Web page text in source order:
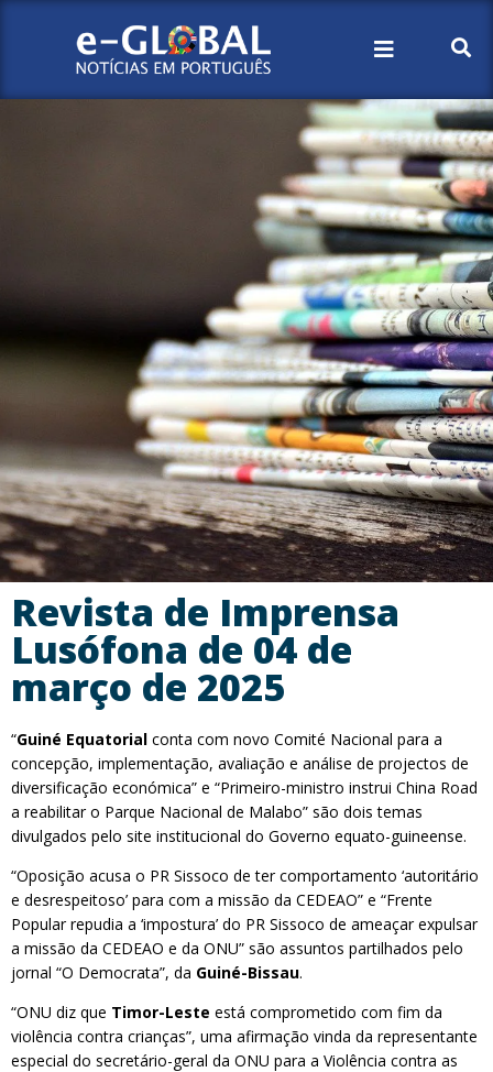
Revista de Imprensa
Lusófona de 04 de
março de 2025
“Guiné Equatorial conta com novo Comité Nacional para a
concepção, implementação, avaliação e análise de projectos de
diversificação económica” e “Primeiro-ministro instrui China Road
a reabilitar o Parque Nacional de Malabo” são dois temas
divulgados pelo site institucional do Governo equato-guineense.
“Oposição acusa o PR Sissoco de ter comportamento ‘autoritário
e desrespeitoso’ para com a missão da CEDEAO” e “Frente
Popular repudia a ‘impostura’ do PR Sissoco de ameaçar expulsar
a missão da CEDEAO e da ONU” são assuntos partilhados pelo
jornal “O Democrata”, da Guiné-Bissau.
“ONU diz que Timor-Leste está comprometido com fim da
violência contra crianças”, uma afirmação vinda da representante
especial do secretário-geral da ONU para a Violência contra as